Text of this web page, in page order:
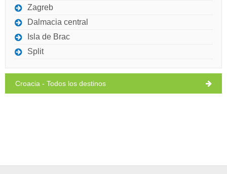
Zagreb
Dalmacia central
Isla de Brac
Split
Croacia - Todos los destinos